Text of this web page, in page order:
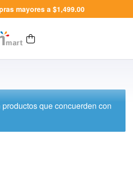
mayores a $1,499.00
que concuerden con